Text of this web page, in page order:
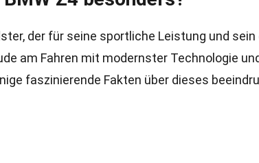
der für seine sportliche Leistung und
am Fahren mit modernster Technologie
faszinierende Fakten über dieses